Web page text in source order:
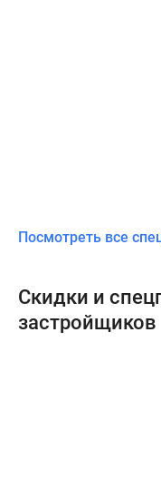
Посмотреть все
Скидки и
застройщиков